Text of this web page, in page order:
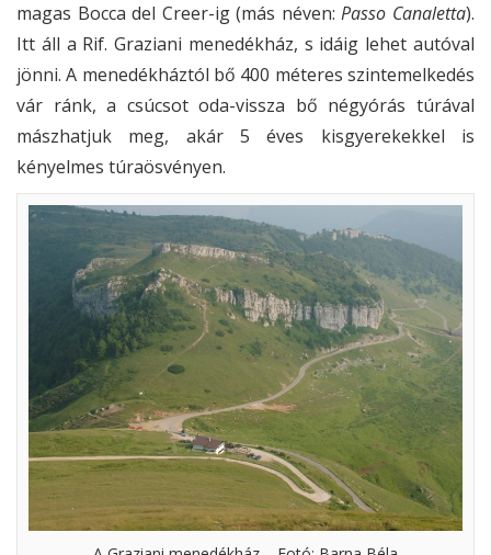
magas Bocca del Creer-ig (más néven:Passo Canaletta).
Itt áll a Rif. Graziani menedékház, s idáig lehet autóval
jönni. A menedékháztól bő 400 méteres szintemelkedés
vár ránk, a csúcsot oda-vissza bő négyórás túrával
mászhatjuk meg, akár 5 éves kisgyerekekkel is
kényelmes túraösvényen.